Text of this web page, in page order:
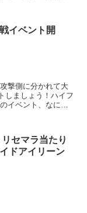
イベント開
撃側に分かれて大
しましょう！ハイフ
イベント、なにし
セマラ当たり
ドアイリーン